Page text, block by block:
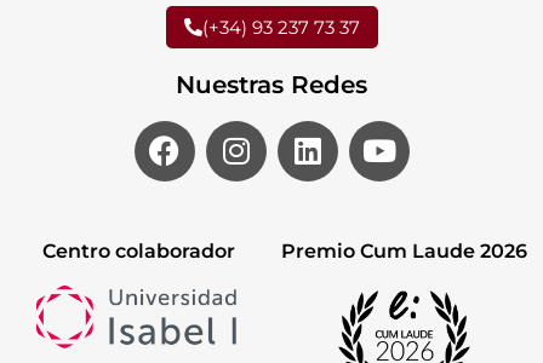
(+34) 93 237 73 37
Nuestras Redes
Centro colaborador Premio Cum Laude 2026